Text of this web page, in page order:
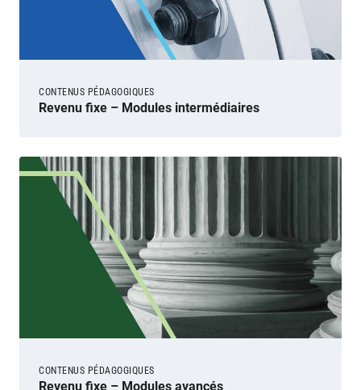
CONTENUS PÉDAGOGIQUES
Revenu fixe – Modules intermédiaires
CONTENUS PÉDAGOGIQUES
Revenu fixe – Modules avancés